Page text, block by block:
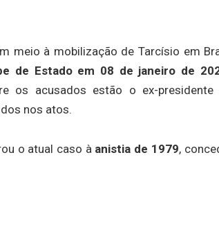
meio à mobilização de Tarcísio em
de Estado em 08 de janeiro de
os acusados estão o ex-presidente
nos atos.
o atual caso à anistia de 1979,